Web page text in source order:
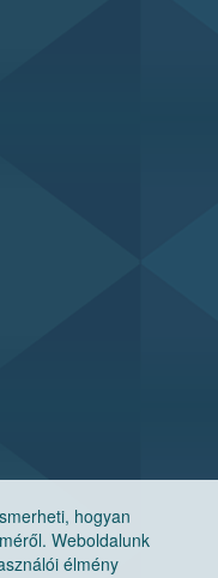
hogyan
Weboldalunk
élmény